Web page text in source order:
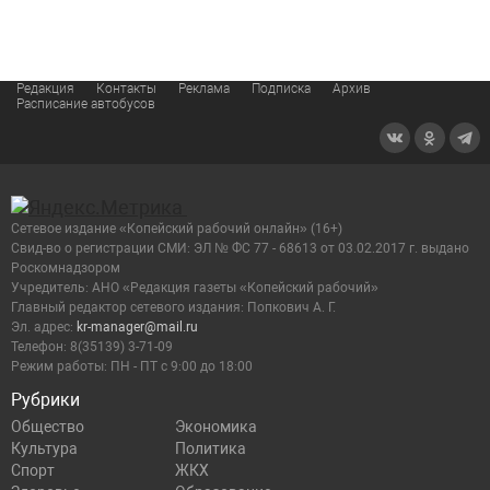
Редакция Контакты Реклама Подписка
Архив
Расписание автобусов
Рубрики
Общество
Экономика
Культура
Политика
Спорт
ЖКХ
Сетевое издание «Копейский рабочий онлайн» (16+)
Cвид-во о регистрации СМИ: ЭЛ № ФС 77 - 68613 от 03.02.2017 г. выдано
Роскомнадзором
Учредитель: АНО «Редакция газеты «Копейский рабочий»
Главный редактор сетевого издания: Попкович А. Г.
Эл. адрес: kr-manager@mail.ru
Телефон: 8(35139) 3-71-09
Режим работы: ПН - ПТ с 9:00 до 18:00